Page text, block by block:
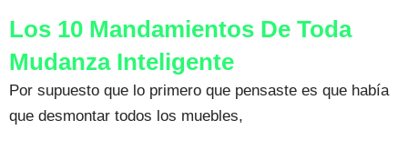
Los 10 Mandamientos De Toda
Mudanza Inteligente
Por supuesto que lo primero que pensaste es que había
que desmontar todos los muebles,